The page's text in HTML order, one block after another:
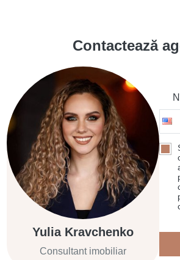
Contactează
Yulia Kravchenko
Consultant imobiliar